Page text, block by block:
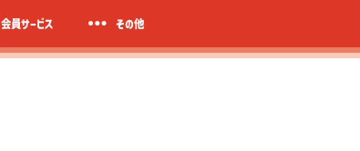
会員サービス その他